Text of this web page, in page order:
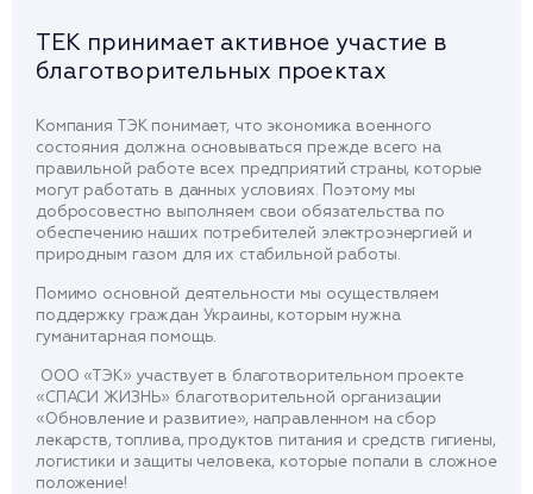
ТЕК принимает активное участие в
благотворительных проектах
Компания ТЭК понимает, что экономика военного
состояния должна основываться прежде всего на
правильной работе всех предприятий страны, которые
могут работать в данных условиях. Поэтому мы
добросовестно выполняем свои обязательства по
обеспечению наших потребителей электроэнергией и
природным газом для их стабильной работы.
Помимо основной деятельности мы осуществляем
поддержку граждан Украины, которым нужна
гуманитарная помощь.
ООО «ТЭК» участвует в благотворительном проекте
«СПАСИ ЖИЗНЬ» благотворительной организации
«Обновление и развитие», направленном на сбор
лекарств, топлива, продуктов питания и средств гигиены,
логистики и защиты человека, которые попали в сложное
положение!